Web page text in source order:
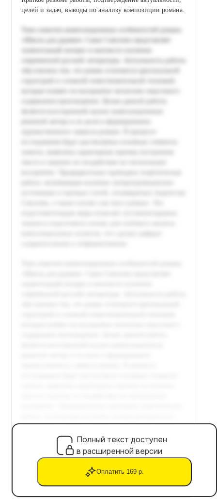
целей и задач, выводы по анализу композиции романа.
Полный текст доступен
в расширенной версии
Оплатить 169 р.